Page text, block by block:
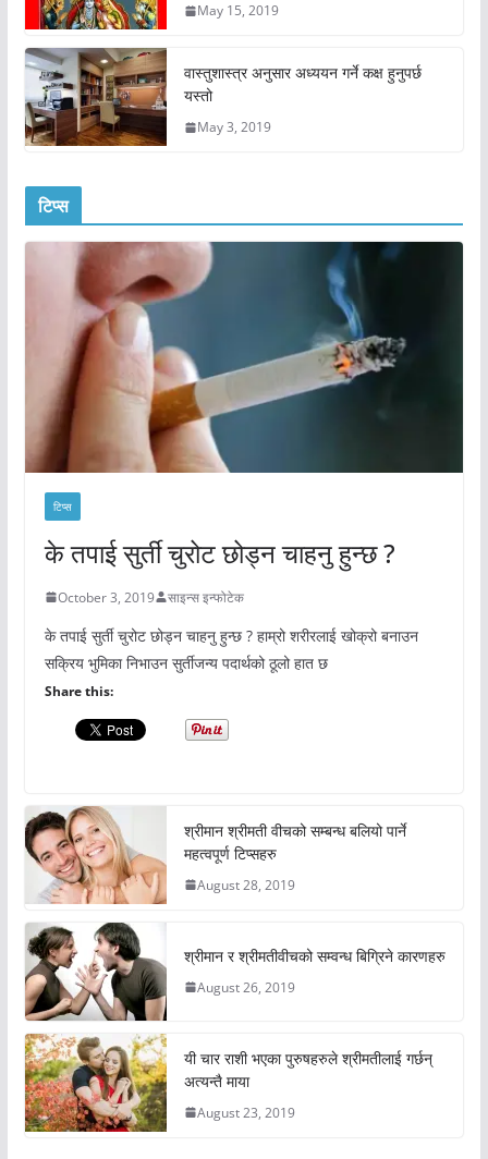
May 15, 2019
वास्तुशास्त्र अनुसार अध्ययन गर्ने कक्ष हुनुपर्छ
यस्तो
May 3, 2019
टिप्स
टिप्स
के तपाई सुर्ती चुरोट छोड्न चाहनु हुन्छ ?
October 3, 2019 साइन्स इन्फोटेक
के तपाई सुर्ती चुरोट छोड्न चाहनु हुन्छ ? हाम्रो शरीरलाई खोक्रो बनाउन
सक्रिय भुमिका निभाउन सुर्तीजन्य पदार्थको ठूलो हात छ
Share this:
श्रीमान श्रीमती वीचको सम्बन्ध बलियो पार्ने
महत्वपूर्ण टिप्सहरु
August 28, 2019
श्रीमान र श्रीमतीवीचको सम्वन्ध बिग्रिने कारणहरु
August 26, 2019
यी चार राशी भएका पुरुषहरुले श्रीमतीलाई गर्छन्
अत्यन्तै माया
August 23, 2019